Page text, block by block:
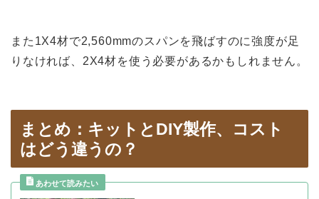
また1X4材で2,560mmのスパンを飛ばすのに強度が足
りなければ、2X4材を使う必要があるかもしれません。
まとめ：キットとDIY製作、コスト
はどう違うの？